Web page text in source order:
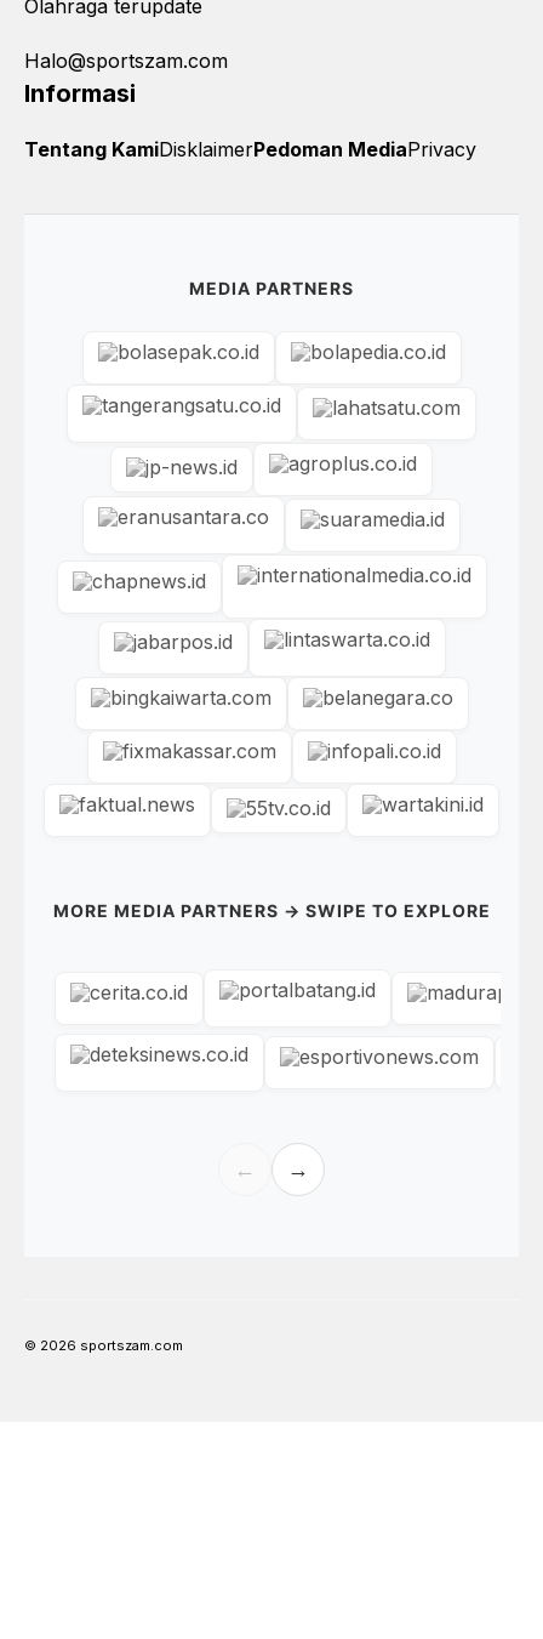
Olahraga terupdate
Halo@sportszam.com
Informasi
Tentang KamiDisklaimerPedoman MediaPrivacy
MEDIA PARTNERS
MORE MEDIA PARTNERS → SWIPE TO EXPLORE
← →
© 2026 sportszam.com